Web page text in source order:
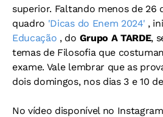
superior. Faltando menos de 26
quadro 'Dicas do Enem 2024' ,
Educação , do Grupo A TARDE,
temas de Filosofia que
exame. Vale lembrar que as
dois domingos, nos dias 3 e 10
No vídeo disponível no Instagram